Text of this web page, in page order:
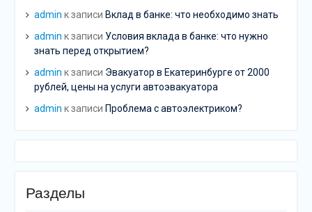
admin к записи Вклад в банке: что необходимо знать
admin к записи Условия вклада в банке: что нужно
знать перед открытием?
admin к записи Эвакуатор в Екатеринбурге от 2000
рублей, цены на услуги автоэвакуатора
admin к записи Проблема с автоэлектриком?
Разделы